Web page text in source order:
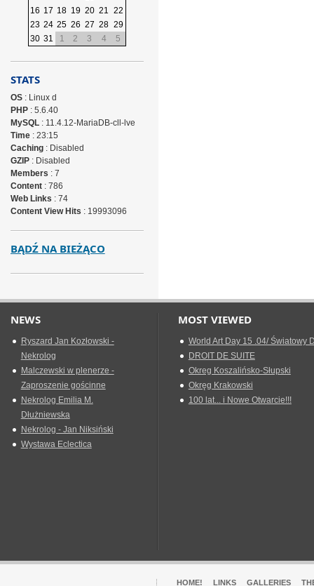
16 17 18 19 20 21 22
23 24 25 26 27 28 29
30 31 1 2 3 4 5
STATS
OS: Linux d
PHP: 5.6.40
MySQL: 11.4.12-MariaDB-cll-lve
Time: 23:15
Caching: Disabled
GZIP: Disabled
Members : 7
Content: 786
Web Links : 74
Content View Hits : 19993096
BĄDŹ NA BIEŻĄCO
NEWS
Ryszard Jan Kozłowski -
Nekrolog
Malczewski w plenerze -
Zaproszenie gościnne
Nekrolog Emilia M.
Dłużniewska
Nekrolog - Jan Niksiński
Wystawa Eclectica
MOST VIEWED
World Art Day 15 .04/ Światowy
DROIT DE SUITE
Okreg Koszalińsko-Słupski
Okręg Krakowski
100 lat... i Nowe Otwarcie!!!
HOME! LINKS GALLERIES